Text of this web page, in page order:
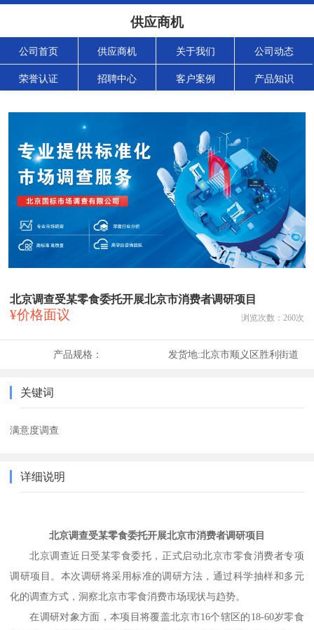
供应商机
公司首页 供应商机 关于我们 公司动态
荣誉认证 招聘中心 客户案例 产品知识
北京调查受某零食委托开展北京市消费者调研项目
¥价格面议 浏览次数： 260次
产品规格： 发货地:北京市顺义区胜利街道
关键词
满意度调查
详细说明
北京调查受某零食委托开展北京市消费者调研项目
北京调查近日受某零食委托，正式启动北京市零食消费者专项
调研项目。本次调研将采用标准的调研方法，通过科学抽样和多元
化的调查方式，洞察北京市零食消费市场现状与趋势。
在调研对象方面，本项目将覆盖北京市16个辖区的18-60岁零食